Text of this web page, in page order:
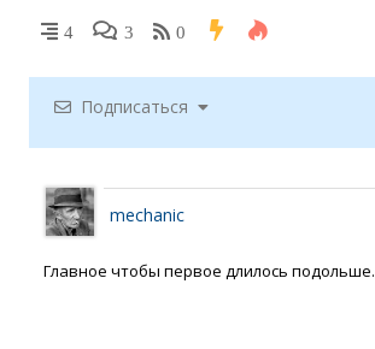
4 3 0
Подписаться
mechanic
Главное чтобы первое длилось подольше.